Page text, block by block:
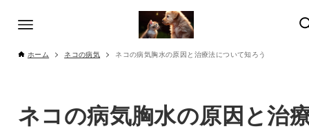
ホーム ネコの病気 ネコの病気胸水の原因と治療法について知ろう
ネコの病気胸水の原因と治